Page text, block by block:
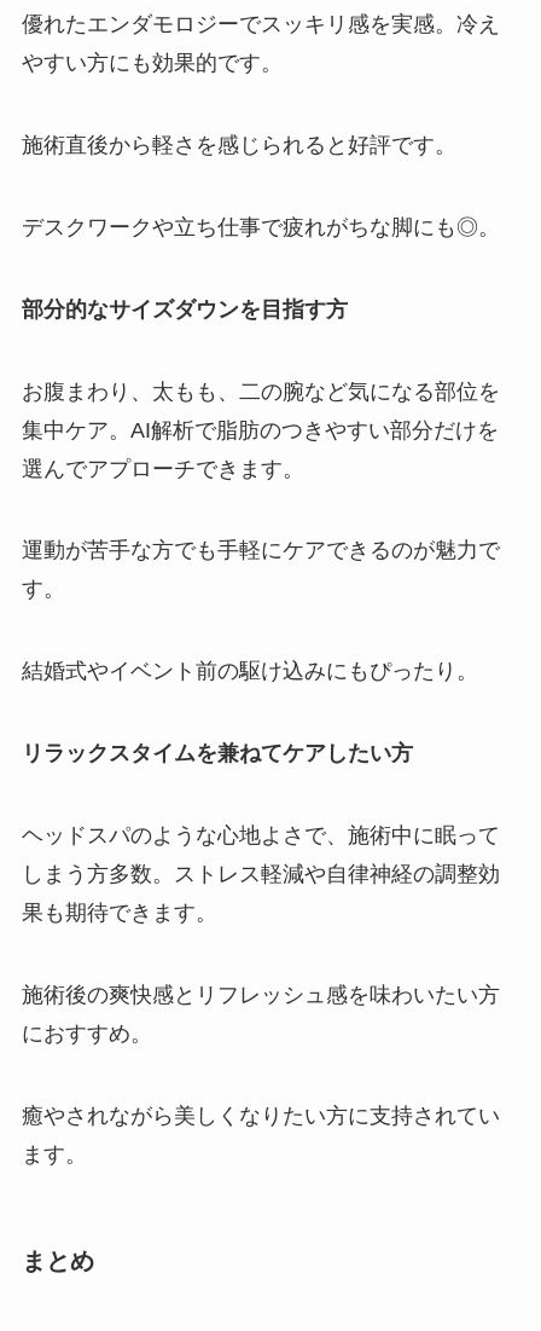
優れたエンダモロジーでスッキリ感を実感。冷え
やすい方にも効果的です。
施術直後から軽さを感じられると好評です。
デスクワークや立ち仕事で疲れがちな脚にも◎。
部分的なサイズダウンを目指す方
お腹まわり、太もも、二の腕など気になる部位を
集中ケア。AI解析で脂肪のつきやすい部分だけを
選んでアプローチできます。
運動が苦手な方でも手軽にケアできるのが魅力で
す。
結婚式やイベント前の駆け込みにもぴったり。
リラックスタイムを兼ねてケアしたい方
ヘッドスパのような心地よさで、施術中に眠って
しまう方多数。ストレス軽減や自律神経の調整効
果も期待できます。
施術後の爽快感とリフレッシュ感を味わいたい方
におすすめ。
癒やされながら美しくなりたい方に支持されてい
ます。
まとめ